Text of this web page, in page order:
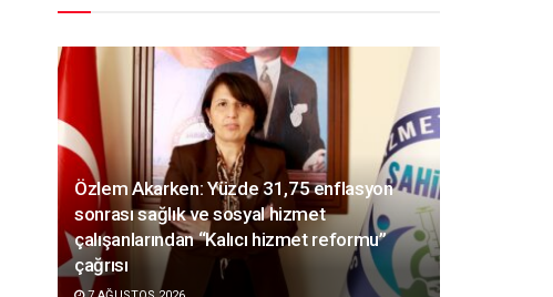
Özlem Akarken: Yüzde 31,75 enflasyon
sonrası sağlık ve sosyal hizmet
çalışanlarından “Kalıcı hizmet reformu”
çağrısı